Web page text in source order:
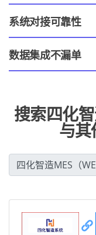
系统对接可靠性
数据集成不漏单
搜索四化
与其
四化智造MES（